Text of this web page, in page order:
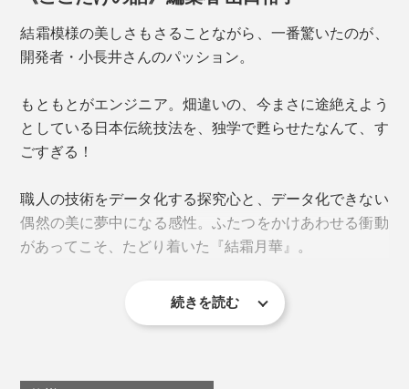
ない毎日の飲み物が、古民家カフェの趣に。
＜結＞
室温や湿度、膠の状態、乾燥時間によって、模様が変わ
ってしまうため、『結霜月華』のような繊細な模様につ
はじめて「結霜ガラス」を目にした時、その美しさに思
結霜模様の美しさもさることながら、一番驚いたのが、
開発者・小長井さんのパッション。
もともとがエンジニア。畑違いの、今まさに途絶えよう
としている日本伝統技法を、独学で甦らせたなんて、す
ごすぎる！
職人の技術をデータ化する探究心と、データ化できない
偶然の美に夢中になる感性。ふたつをかけあわせる衝動
があってこそ、たどり着いた『結霜月華』。
100年後には、どんな人の手になじんでいることでしょ
続きを読む